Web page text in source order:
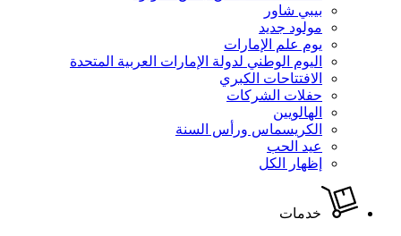
بيبي شاور
مولود جديد
يوم علم الإمارات
اليوم الوطني لدولة الإمارات العربية المتحدة
الافتتاحات الكبري
حفلات الشركات
الهالويين
الكريسماس ورأس السنة
عيد الحب
إظهار الكل
خدمات